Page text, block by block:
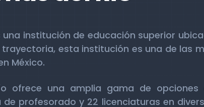
una institución de educación superior
esta institución es una de las
México.
ofrece una amplia gama de opciones
profesorado y 22 licenciaturas en